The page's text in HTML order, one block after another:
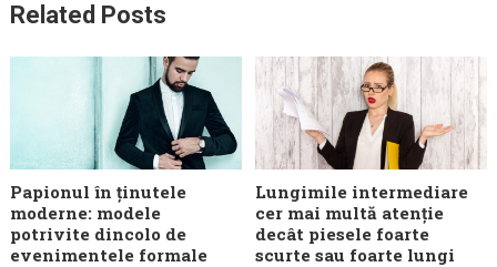
Related Posts
Papionul în ținutele
moderne: modele
potrivite dincolo de
evenimentele formale
Lungimile intermediare
cer mai multă atenție
decât piesele foarte
scurte sau foarte lungi